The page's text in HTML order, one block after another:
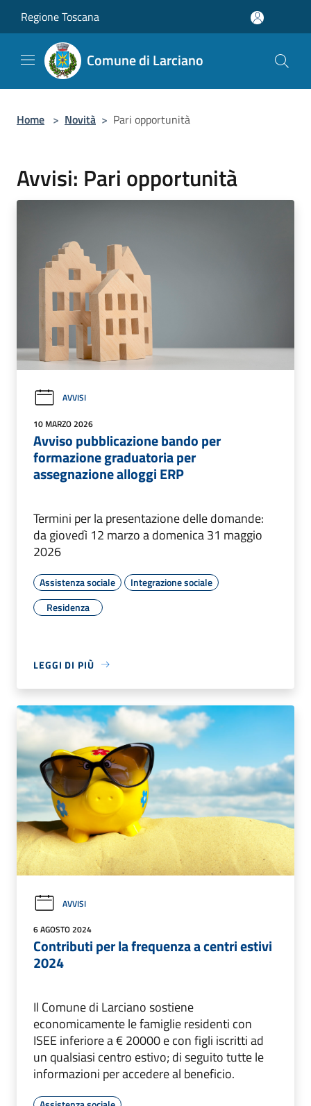
Regione Toscana
Comune di Larciano
Home > Novità > Pari opportunità
Avvisi: Pari opportunità
AVVISI
10 MARZO 2026
Avviso pubblicazione bando per
formazione graduatoria per
assegnazione alloggi ERP
Termini per la presentazione delle domande:
da giovedì 12 marzo a domenica 31 maggio
2026
Assistenza sociale
Integrazione sociale
Residenza
LEGGI DI PIÙ
AVVISI
6 AGOSTO 2024
Contributi per la frequenza a centri estivi
2024
Il Comune di Larciano sostiene
economicamente le famiglie residenti con
ISEE inferiore a € 20000 e con figli iscritti ad
un qualsiasi centro estivo; di seguito tutte le
informazioni per accedere al beneficio.